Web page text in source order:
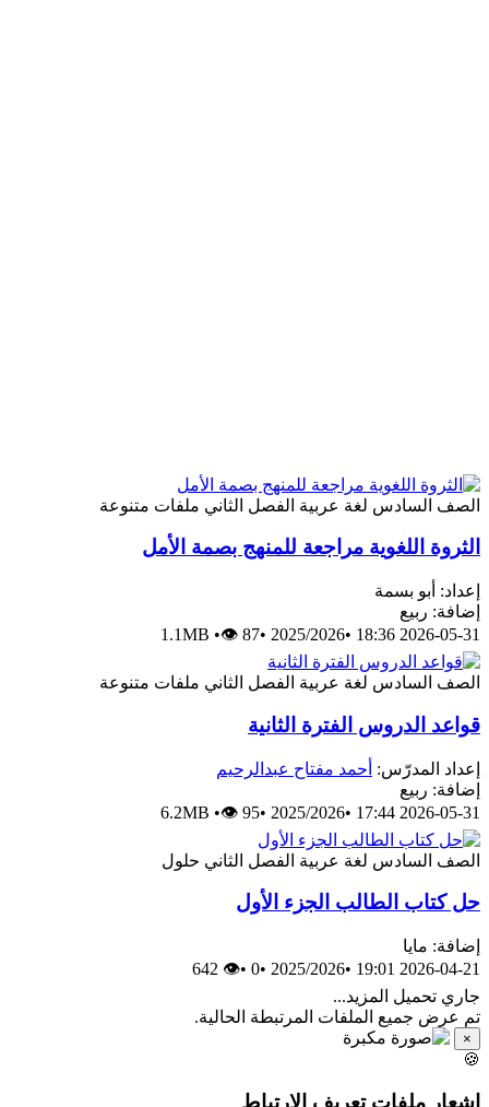
السادس لغة عربية الفصل الثاني ملفات متنوعة
اللغوية مراجعة للمنهج بصمة الأمل
أبو بسمة
ربيع
2026-05-31
•
2025/2026
•
1.1MB •👁 87
السادس لغة عربية الفصل الثاني ملفات متنوعة
الدروس الفترة الثانية
المدرّس: أحمد مفتاح عبدالرحيم
ربيع
2026-05-31
•
2025/2026
•
6.2MB •👁 95
السادس لغة عربية الفصل الثاني حلول
كتاب الطالب الجزء الأول
مايا
2026-04-21
•
2025/2026
•
0
•
👁 642
تحميل المزيد...
عرض جميع الملفات المرتبطة الحالية.
ملفات تعريف الارتباط